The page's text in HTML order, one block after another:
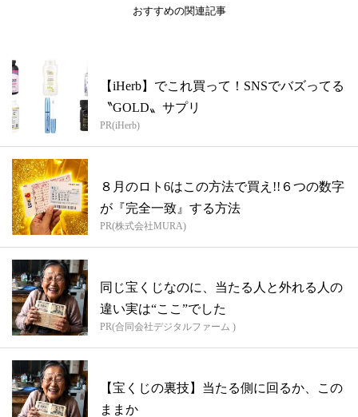
おすすめの関連記事
【iHerb】でこれ買って！SNSでバズってる
〝GOLD〟サプリ
PR(iHerb)
８月のロト6はこの方法で買え!!６つの数字
が『完全一致』する方法
PR(株式会社MURA)
同じ宝くじなのに、当たる人と外れる人の
違い実は“ここ”でした
PR(合同会社デジタルファーム )
【宝くじの裏技】当たる側に回るか、この
ままか